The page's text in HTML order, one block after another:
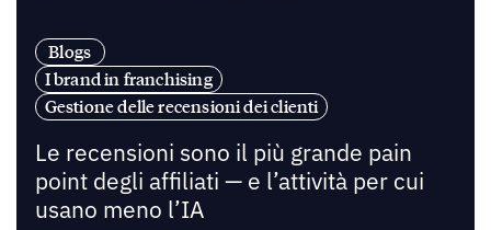
Blogs
I brand in franchising
Gestione delle recensioni dei clienti
Le recensioni sono il più grande pain
point degli affiliati — e l’attività per cui
usano meno l’IA